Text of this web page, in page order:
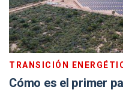
TRANSICIÓN
Cómo es el primer